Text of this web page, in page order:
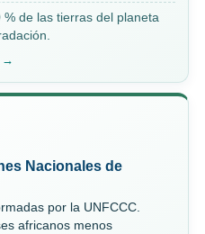
% de las tierras del planeta
→
Nacionales de
por la UNFCCC.
africanos menos